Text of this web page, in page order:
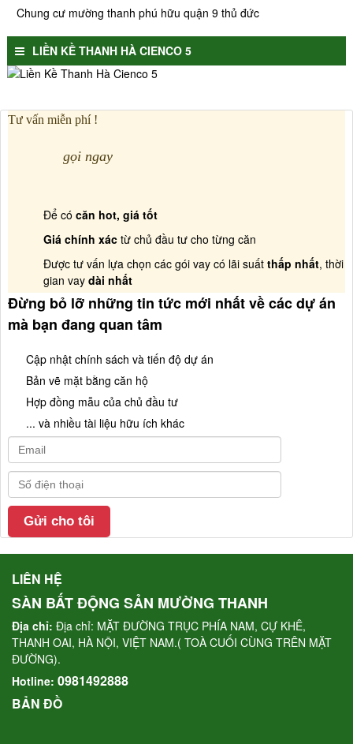
Chung cư mường thanh phú hữu quận 9 thủ đức
LIỀN KỀ THANH HÀ CIENCO 5
Tư vấn miễn phí !
gọi ngay
Để có căn hot, giá tốt
Giá chính xáctừ chủ đầu tư cho từng căn
Được tư vấn lựa chọn các gói vay có lãi suất thấp nhất, thời
gian vay dài nhất
Đừng bỏ lỡ những tin tức mới nhất về các dự án
mà bạn đang quan tâm
Cập nhật chính sách và tiến độ dự án
Bản vẽ mặt bằng căn hộ
Hợp đồng mẫu của chủ đầu tư
... và nhiều tài liệu hữu ích khác
LIÊN HỆ
SÀN BẤT ĐỘNG SẢN MƯỜNG THANH
Địa chỉ: Địa chỉ: MẶT ĐƯỜNG TRỤC PHÍA NAM, CỰ KHÊ,
THANH OAI, HÀ NỘI, VIỆT NAM.( TOÀ CUỐI CÙNG TRÊN MẶT
ĐƯỜNG).
Hotline: 0981492888
BẢN ĐỒ